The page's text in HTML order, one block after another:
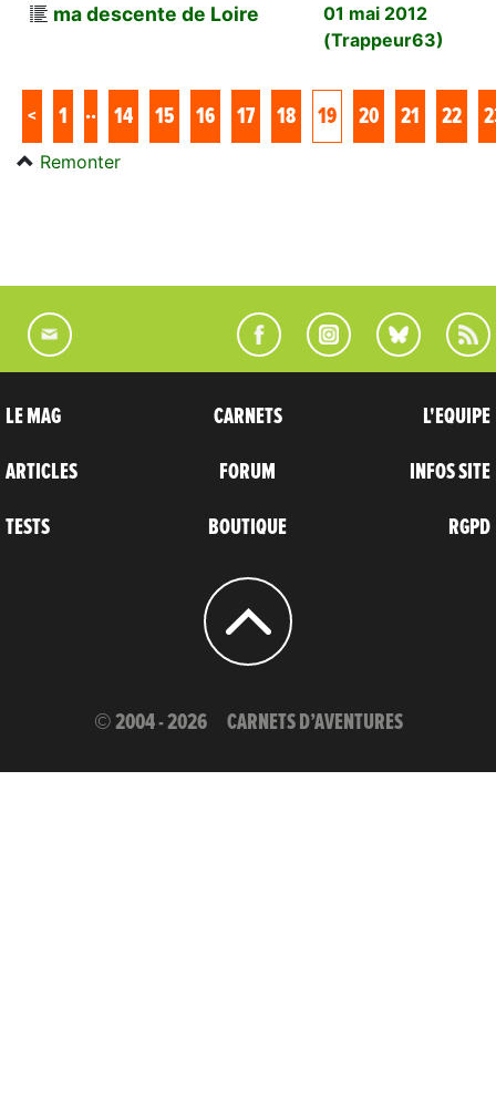
ma descente de Loire
01 mai 2012
(Trappeur63)
< 1 .. 14 15 16 17 18 19 20 21 22
Remonter
LE MAG
ARTICLES
TESTS
CARNETS
FORUM
BOUTIQUE
L'EQUIPE
INFOS SITE
RGPD
© 2004 - 2026 CARNETS D’AVENTURES